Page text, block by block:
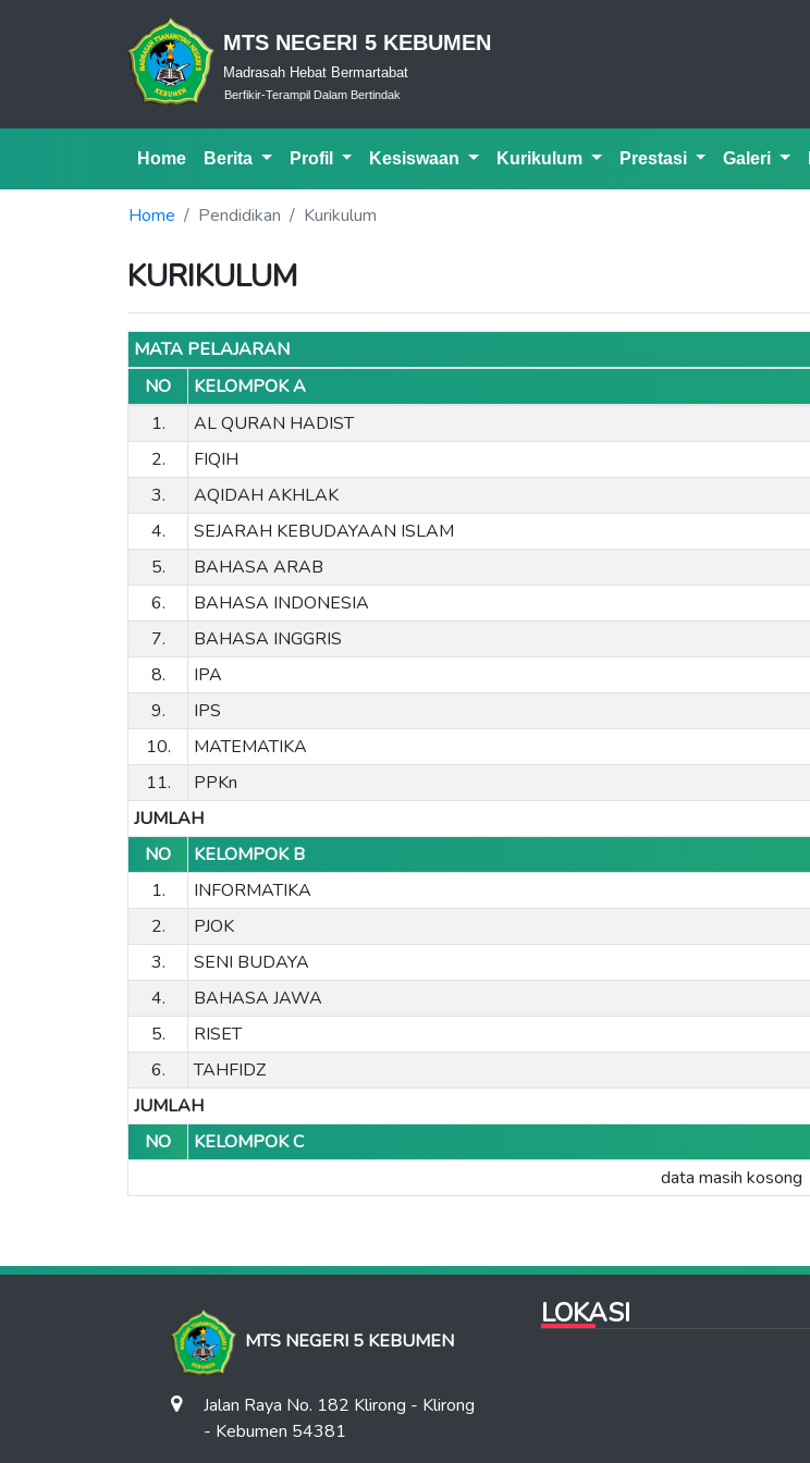
MTS NEGERI 5 KEBUMEN
Madrasah Hebat Bermartabat
Cerdas Dalam Ibadah-Bijak Dalam Berfikir-Terampil Dalam Bertindak
Home Berita Profil Kesiswaan Kurikulum Prestasi Galeri
Home Pendidikan Kurikulum
KURIKULUM
MATA PELAJARAN
NO
KELOMPOK A
1.
AL QURAN HADIST
2.
FIQIH
3.
AQIDAH AKHLAK
4.
SEJARAH KEBUDAYAAN ISLAM
5.
BAHASA ARAB
6.
BAHASA INDONESIA
7.
BAHASA INGGRIS
8.
IPA
9.
IPS
10.
MATEMATIKA
11.
PPKn
JUMLAH
NO
KELOMPOK B
1.
INFORMATIKA
2.
PJOK
3.
SENI BUDAYA
4.
BAHASA JAWA
5.
RISET
6.
TAHFIDZ
JUMLAH
NO
KELOMPOK C
data masih kosong
MTS NEGERI 5 KEBUMEN
Jalan Raya No. 182 Klirong - Klirong
- Kebumen 54381
LOKASI